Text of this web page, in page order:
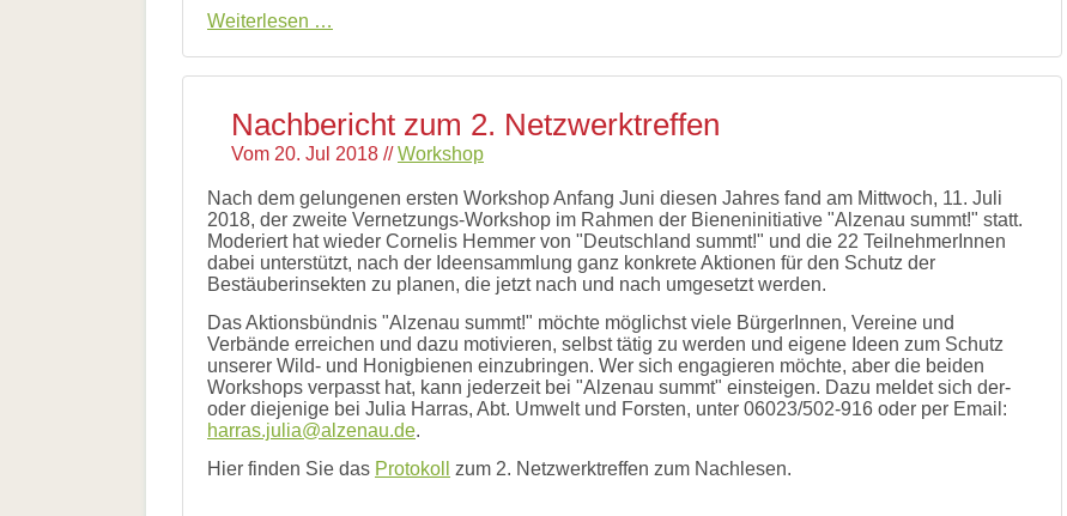
Weiterlesen …
um
in
der
Nachbericht zum 2. Netzwerktreffen
Vom 20. Jul 2018 //Workshop
Nach dem gelungenen ersten Workshop Anfang Juni diesen Jahres fand am Mittwoch, 11. Juli
2018, der zweite Vernetzungs-Workshop im Rahmen der Bieneninitiative "Alzenau summt!" statt.
Moderiert hat wieder Cornelis Hemmer von "Deutschland summt!" und die 22 TeilnehmerInnen
dabei unterstützt, nach der Ideensammlung ganz konkrete Aktionen für den Schutz der
Bestäuberinsekten zu planen, die jetzt nach und nach umgesetzt werden.
Das Aktionsbündnis "Alzenau summt!" möchte möglichst viele BürgerInnen, Vereine und
Verbände erreichen und dazu motivieren, selbst tätig zu werden und eigene Ideen zum Schutz
unserer Wild- und Honigbienen einzubringen. Wer sich engagieren möchte, aber die beiden
Workshops verpasst hat, kann jederzeit bei "Alzenau summt" einsteigen. Dazu meldet sich der-
oder diejenige bei Julia Harras, Abt. Umwelt und Forsten, unter 06023/502-916 oder per Email:
harras.julia@alzenau.de.
Hier finden Sie das Protokoll zum 2. Netzwerktreffen zum Nachlesen.